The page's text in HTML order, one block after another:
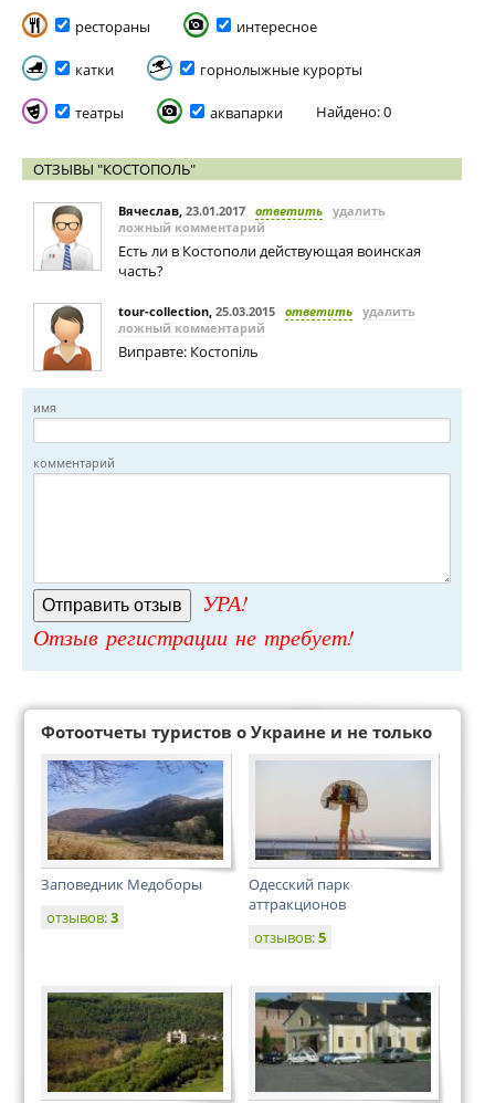
рестораны интересное
катки горнолыжные курорты
театры аквапарки Найдено: 0
ОТЗЫВЫ "КОСТОПОЛЬ"
Вячеслав, 23.01.2017 ответить удалить
ложный комментарий
Есть ли в Костополи действующая воинская
часть?
tour-collection, 25.03.2015 ответить удалить
ложный комментарий
Виправте: Костопіль
имя
комментарий
УРА!
Отзыв регистрации не требует!
Фотоотчеты туристов о Украине и не только
Заповедник Медоборы
отзывов:3
Одесский парк
аттракционов
отзывов:5